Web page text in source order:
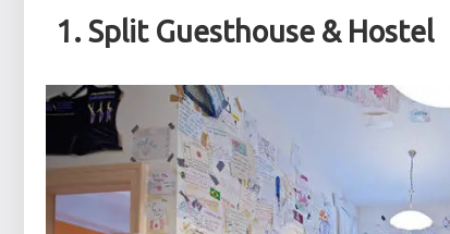
1. Split Guesthouse & Hostel